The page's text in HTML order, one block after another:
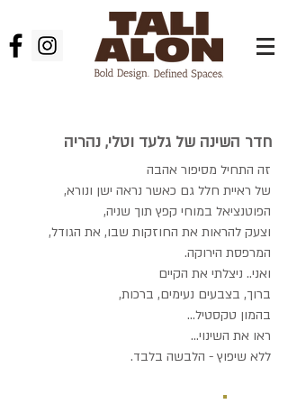
חדר השינה של גלעד וטלי, נהריה
זה התחיל מסיפור אהבה
של ראיית חלל גם כאשר נראה ישן ונורא,
הפוטנציאל במוחי קפץ תוך שניה,
וצעק להראות את החוזקות שבו, את הגודל,
המרפסת הירוקה.
ואני.. ניצלתי את הקיים
ברוך, בצבעים נעימים, ברכות,
בהמון טקסטיל...
ראו את השינוי...
ללא שיפוץ - הלבשה בלבד.